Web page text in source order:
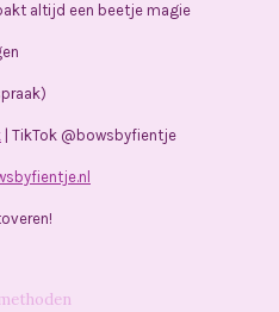
o
s
altijd een beetje magie
| TikTok @bowsbyfientje